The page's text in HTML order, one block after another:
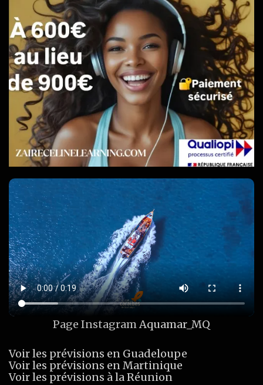
Page InstagramAquamar_MQ
Voir les prévisions en Guadeloupe
Voir les prévisions en Martinique
Voir les prévisions à la Réunion